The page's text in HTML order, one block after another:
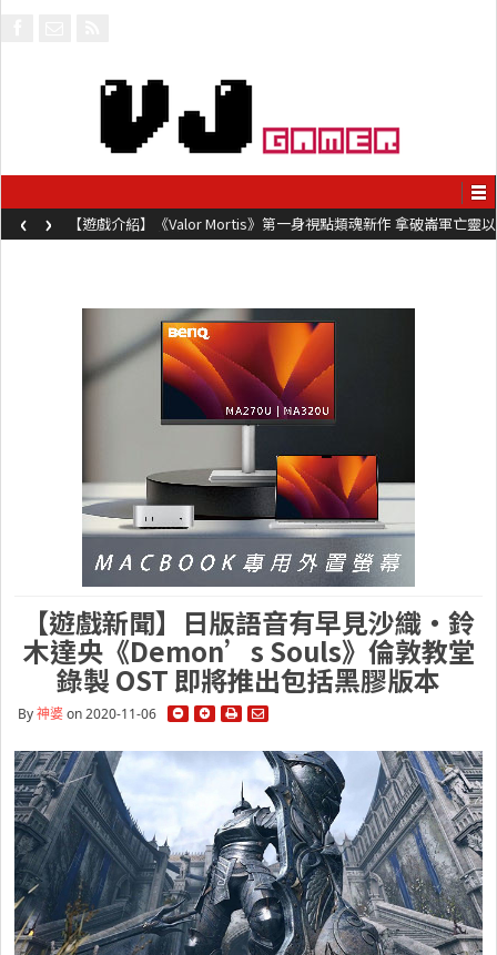
【遊戲介紹】《Valor Mortis》第一身視點類魂新作 拿破崙軍亡靈以
槍械劍與魔法殺敵
‹ ›
【遊戲新聞】日版語音有早見沙織・鈴
木達央《Demon’s Souls》倫敦教堂
錄製 OST 即將推出包括黑膠版本
By神婆on 2020-11-06